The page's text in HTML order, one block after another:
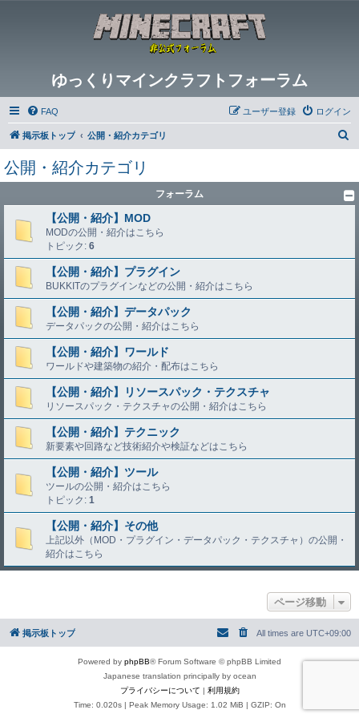
ゆっくりマインクラフトフォーラム
FAQ ログイン
ユーザー登録
掲示板トップ 公開・紹介カテゴリ
公開・紹介カテゴリ
フォーラム
【公開・紹介】MOD
MODの公開・紹介はこちら
トピック: 6
【公開・紹介】プラグイン
BUKKITのプラグインなどの公開・紹介はこちら
【公開・紹介】データパック
データパックの公開・紹介はこちら
【公開・紹介】ワールド
ワールドや建築物の紹介・配布はこちら
【公開・紹介】リソースパック・テクスチャ
リソースパック・テクスチャの公開・紹介はこちら
【公開・紹介】テクニック
新要素や回路など技術紹介や検証などはこちら
【公開・紹介】ツール
ツールの公開・紹介はこちら
トピック: 1
【公開・紹介】その他
上記以外（MOD・プラグイン・データパック・テクスチャ）の公開・
紹介はこちら
ページ移動
掲示板トップ All times are UTC+09:00
Powered by phpBB® Forum Software © phpBB Limited
Japanese translation principally by ocean
プライバシーについて | 利用規約
Time: 0.020s| Peak Memory Usage: 1.02 MiB | GZIP: On